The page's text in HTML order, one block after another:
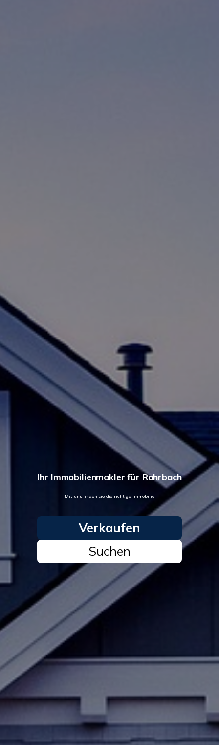
Ihr Immobilienmakler für Rohrbach
Mit uns finden sie die richtige Immobilie
Verkaufen
Suchen